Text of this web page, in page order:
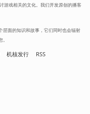
游戏相关的文化。我们开发原创的播客
层面的知识和故事，它们同时也会辐射
机核发行 RSS